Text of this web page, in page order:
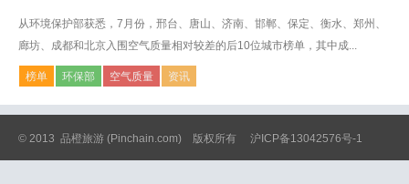
从环境保护部获悉，7月份，邢台、唐山、济南、邯郸、保定、衡水、郑州、
廊坊、成都和北京入围空气质量相对较差的后10位城市榜单，其中成...
榜单 环保部 空气质量 资讯
© 2013 品橙旅游 (Pinchain.com) 版权所有 沪ICP备13042576号-1